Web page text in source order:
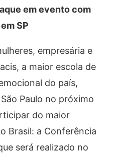
em evento com
SP
empresária e
a maior escola de
do país,
Paulo no próximo
do maior
Brasil: a Conferência
será realizado no